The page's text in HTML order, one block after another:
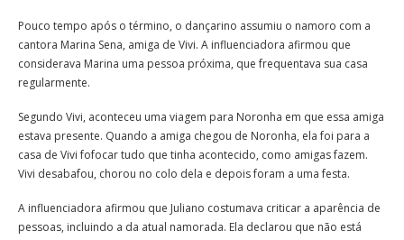
Pouco tempo após o término, o dançarino assumiu o namoro com a
cantora Marina Sena, amiga de Vivi. A influenciadora afirmou que
considerava Marina uma pessoa próxima, que frequentava sua casa
regularmente.
Segundo Vivi, aconteceu uma viagem para Noronha em que essa amiga
estava presente. Quando a amiga chegou de Noronha, ela foi para a
casa de Vivi fofocar tudo que tinha acontecido, como amigas fazem.
Vivi desabafou, chorou no colo dela e depois foram a uma festa.
A influenciadora afirmou que Juliano costumava criticar a aparência de
pessoas, incluindo a da atual namorada. Ela declarou que não está